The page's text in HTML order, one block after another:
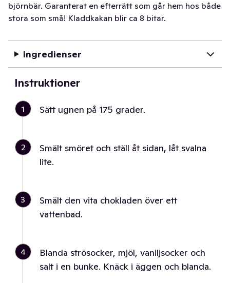
björnbär. Garanterat en efterrätt som går hem hos både
stora som små! Kladdkakan blir ca 8 bitar.
Ingredienser
Instruktioner
1 Sätt ugnen på 175 grader.
2
Smält smöret och ställ åt sidan, låt svalna
lite.
3
Smält den vita chokladen över ett
vattenbad.
4
Blanda strösocker, mjöl, vaniljsocker och
salt i en bunke. Knäck i äggen och blanda.